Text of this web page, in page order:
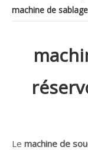
machine de sablage
Le machine de